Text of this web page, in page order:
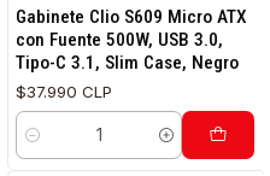
Gabinete Clio S609 Micro ATX
con Fuente 500W, USB 3.0,
Tipo-C 3.1, Slim Case, Negro
$37.990 CLP
Cantidad